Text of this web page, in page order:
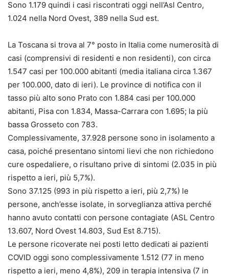
Sono 1.179 quindi i casi riscontrati oggi nell’Asl Centro,
1.024 nella Nord Ovest, 389 nella Sud est.
La Toscana si trova al 7° posto in Italia come numerosità di
casi (comprensivi di residenti e non residenti), con circa
1.547 casi per 100.000 abitanti (media italiana circa 1.367
per 100.000, dato di ieri). Le province di notifica con il
tasso più alto sono Prato con 1.884 casi per 100.000
abitanti, Pisa con 1.834, Massa-Carrara con 1.695; la più
bassa Grosseto con 783.
Complessivamente, 37.928 persone sono in isolamento a
casa, poiché presentano sintomi lievi che non richiedono
cure ospedaliere, o risultano prive di sintomi (2.035 in più
rispetto a ieri, più 5,7%).
Sono 37.125 (993 in più rispetto a ieri, più 2,7%) le
persone, anch’esse isolate, in sorveglianza attiva perché
hanno avuto contatti con persone contagiate (ASL Centro
13.607, Nord Ovest 14.803, Sud Est 8.715).
Le persone ricoverate nei posti letto dedicati ai pazienti
COVID oggi sono complessivamente 1.512 (77 in meno
rispetto a ieri, meno 4,8%), 209 in terapia intensiva (7 in